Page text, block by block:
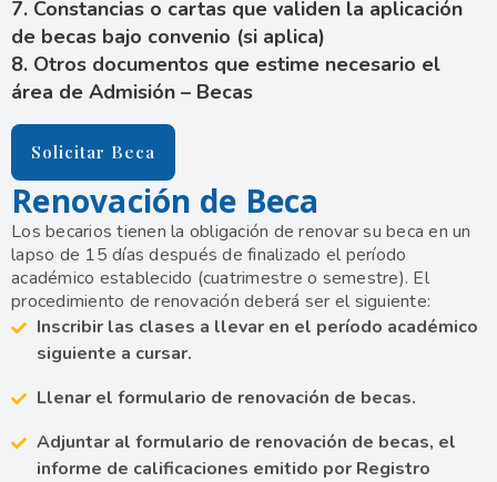
7. Constancias o cartas que validen la aplicación
de becas bajo convenio (si aplica)
8. Otros documentos que estime necesario el
área de Admisión – Becas
Solicitar Beca
Renovación de Beca
Los becarios tienen la obligación de renovar su beca en un
lapso de 15 días después de finalizado el período
académico establecido (cuatrimestre o semestre). El
procedimiento de renovación deberá ser el siguiente:
Inscribir las clases a llevar en el período académico
siguiente a cursar.
Llenar el formulario de renovación de becas.
Adjuntar al formulario de renovación de becas, el
informe de calificaciones emitido por Registro